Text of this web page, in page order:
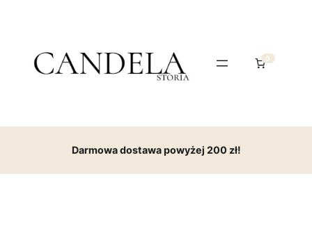
0
Darmowa dostawa powyżej 200 zł!